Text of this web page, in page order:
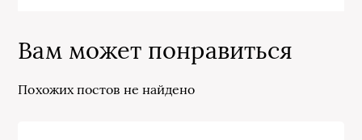
Вам может понравиться
Похожих постов не найдено